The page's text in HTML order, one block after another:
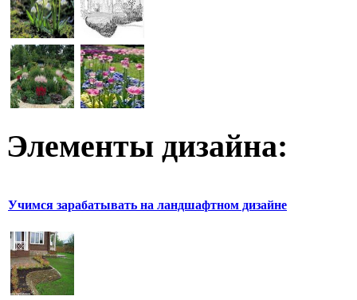
Элементы дизайна:
Учимся зарабатывать на ландшафтном дизайне